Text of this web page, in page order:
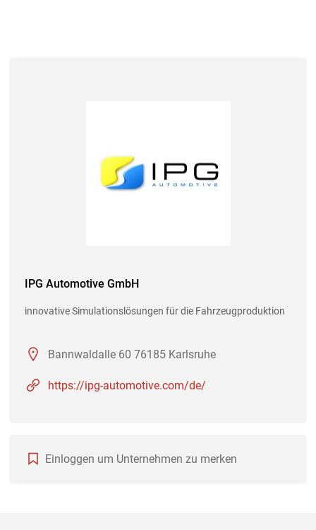
IPG Automotive GmbH
innovative Simulationslösungen für die Fahrzeugproduktion
Bannwaldalle 60 76185 Karlsruhe
https://ipg-automotive.com/de/
Einloggen um Unternehmen zu merken